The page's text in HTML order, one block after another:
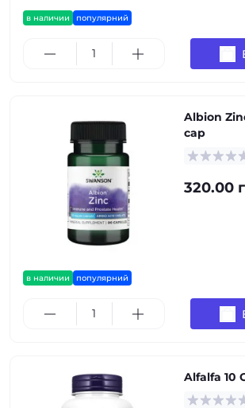
в наличии популярний
в наличии популярний
Albion
cap
320.00
Alfalfa 10